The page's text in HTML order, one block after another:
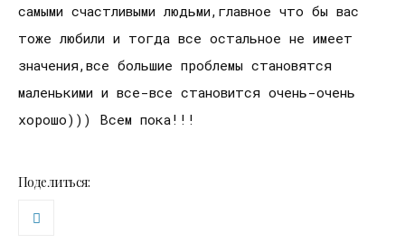
самыми счастливыми людьми,главное что бы вас
тоже любили и тогда все остальное не имеет
значения,все большие проблемы становятся
маленькими и все-все становится очень-очень
хорошо))) Всем пока!!!
Поделиться: